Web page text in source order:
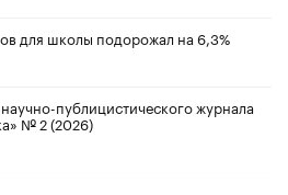
для школы подорожал на 6,3%
публицистического журнала
№ 2 (2026)